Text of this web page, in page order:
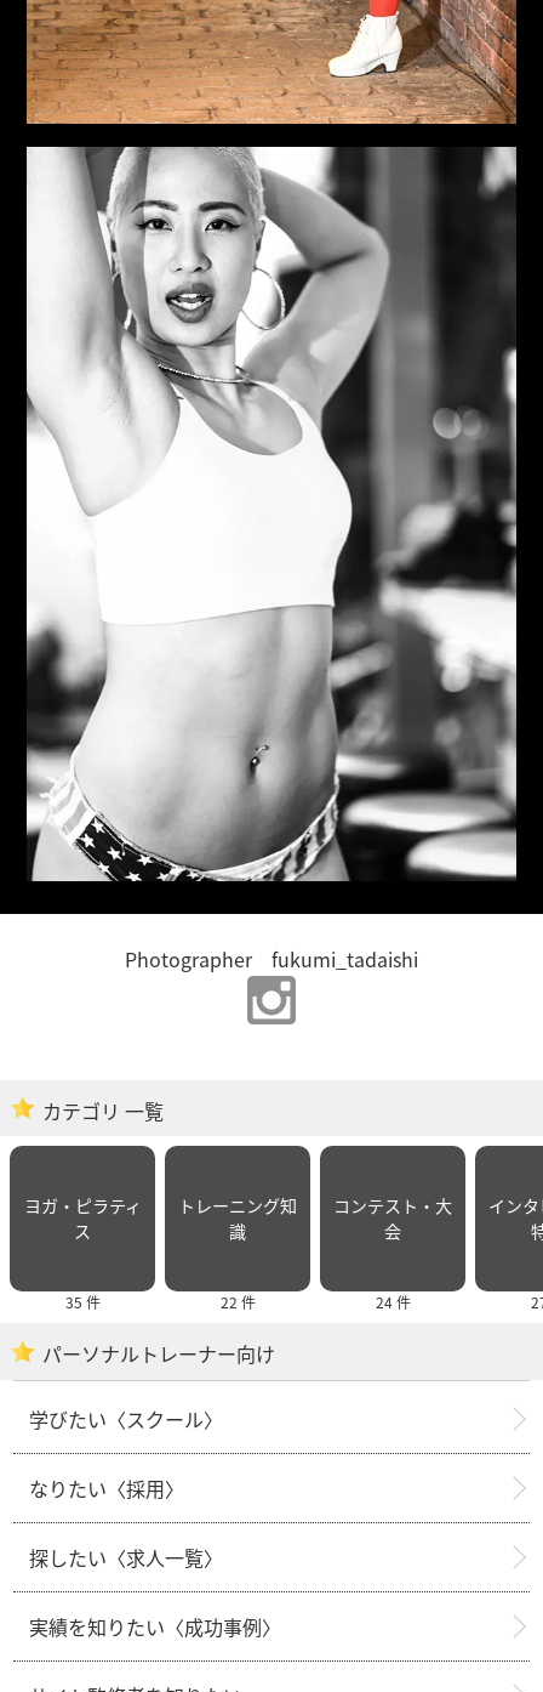
Photographer fukumi_tadaishi
カテゴリ 一覧
ヨガ・ピラティ
ス
35 件
トレーニング知
識
22 件
コンテスト・大
会
24 件
イン
パーソナルトレーナー向け
学びたい〈スクール〉
なりたい〈採用〉
探したい〈求人一覧〉
実績を知りたい〈成功事例〉